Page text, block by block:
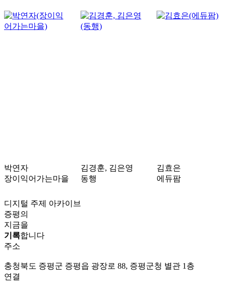
박연자
장이익어가는마을
김경훈, 김은영
동행
김효은
에듀팜
디지털 주제 아카이브
증평의
지금을
기록합니다
주소
충청북도 증평군 증평읍 광장로 88, 증평군청 별관 1층
연결